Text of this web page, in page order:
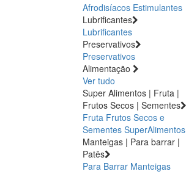
Afrodisíacos Estimulantes
Lubrificantes
Lubrificantes
Preservativos
Preservativos
Alimentação
Ver tudo
Super Alimentos | Fruta |
Frutos Secos | Sementes
Fruta Frutos Secos e
Sementes SuperAlimentos
Manteigas | Para barrar |
Patês
Para Barrar Manteigas